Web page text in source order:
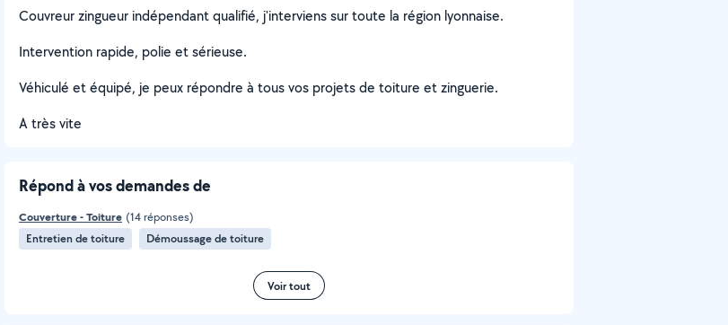
Couvreur zingueur indépendant qualifié, j'interviens sur toute la région lyonnaise.
Intervention rapide, polie et sérieuse.
Véhiculé et équipé, je peux répondre à tous vos projets de toiture et zinguerie.
A très vite
Répond à vos demandes de
Couverture - Toiture (14 réponses)
Entretien de toiture
Démoussage de toiture
Voir tout